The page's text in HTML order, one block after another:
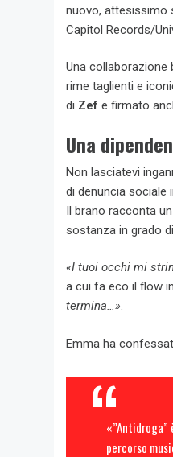
nuovo, attesissimo
Capitol Records/
Una collaborazione
rime taglienti e
di Zef e firmato
Una
Non lasciatevi
di denuncia
Il brano racconta
sostanza in grado
«I tuoi occhi mi
a cui fa eco il flow
termina…».
Emma ha
percorso